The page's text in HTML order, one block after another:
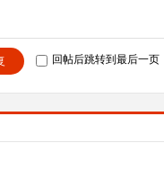
回帖后跳转到最后一页